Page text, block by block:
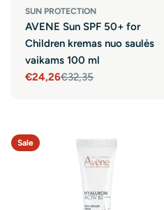
SUN PROTECTION
AVENE Sun SPF 50+ for
Children kremas nuo saulės
vaikams 100 ml
Sale
€24,26
Regular€32,35
Sale